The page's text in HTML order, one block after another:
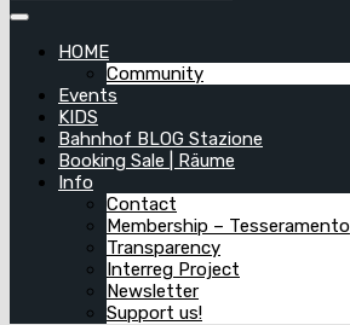
HOME
Community
Events
KIDS
Bahnhof BLOG Stazione
Booking Sale | Räume
Info
Contact
Membership – Tesseramento
Transparency
Interreg Project
Newsletter
Support us!